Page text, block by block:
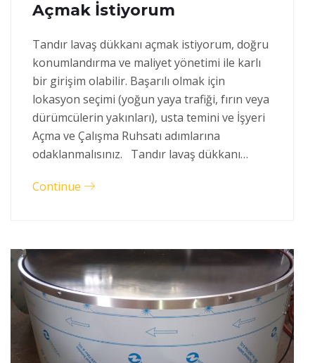
Açmak İstiyorum
Tandır lavaş dükkanı açmak istiyorum, doğru
konumlandırma ve maliyet yönetimi ile karlı
bir girişim olabilir. Başarılı olmak için
lokasyon seçimi (yoğun yaya trafiği, fırın veya
dürümcülerin yakınları), usta temini ve İşyeri
Açma ve Çalışma Ruhsatı adımlarına
odaklanmalısınız. Tandır lavaş dükkanı…
Continue